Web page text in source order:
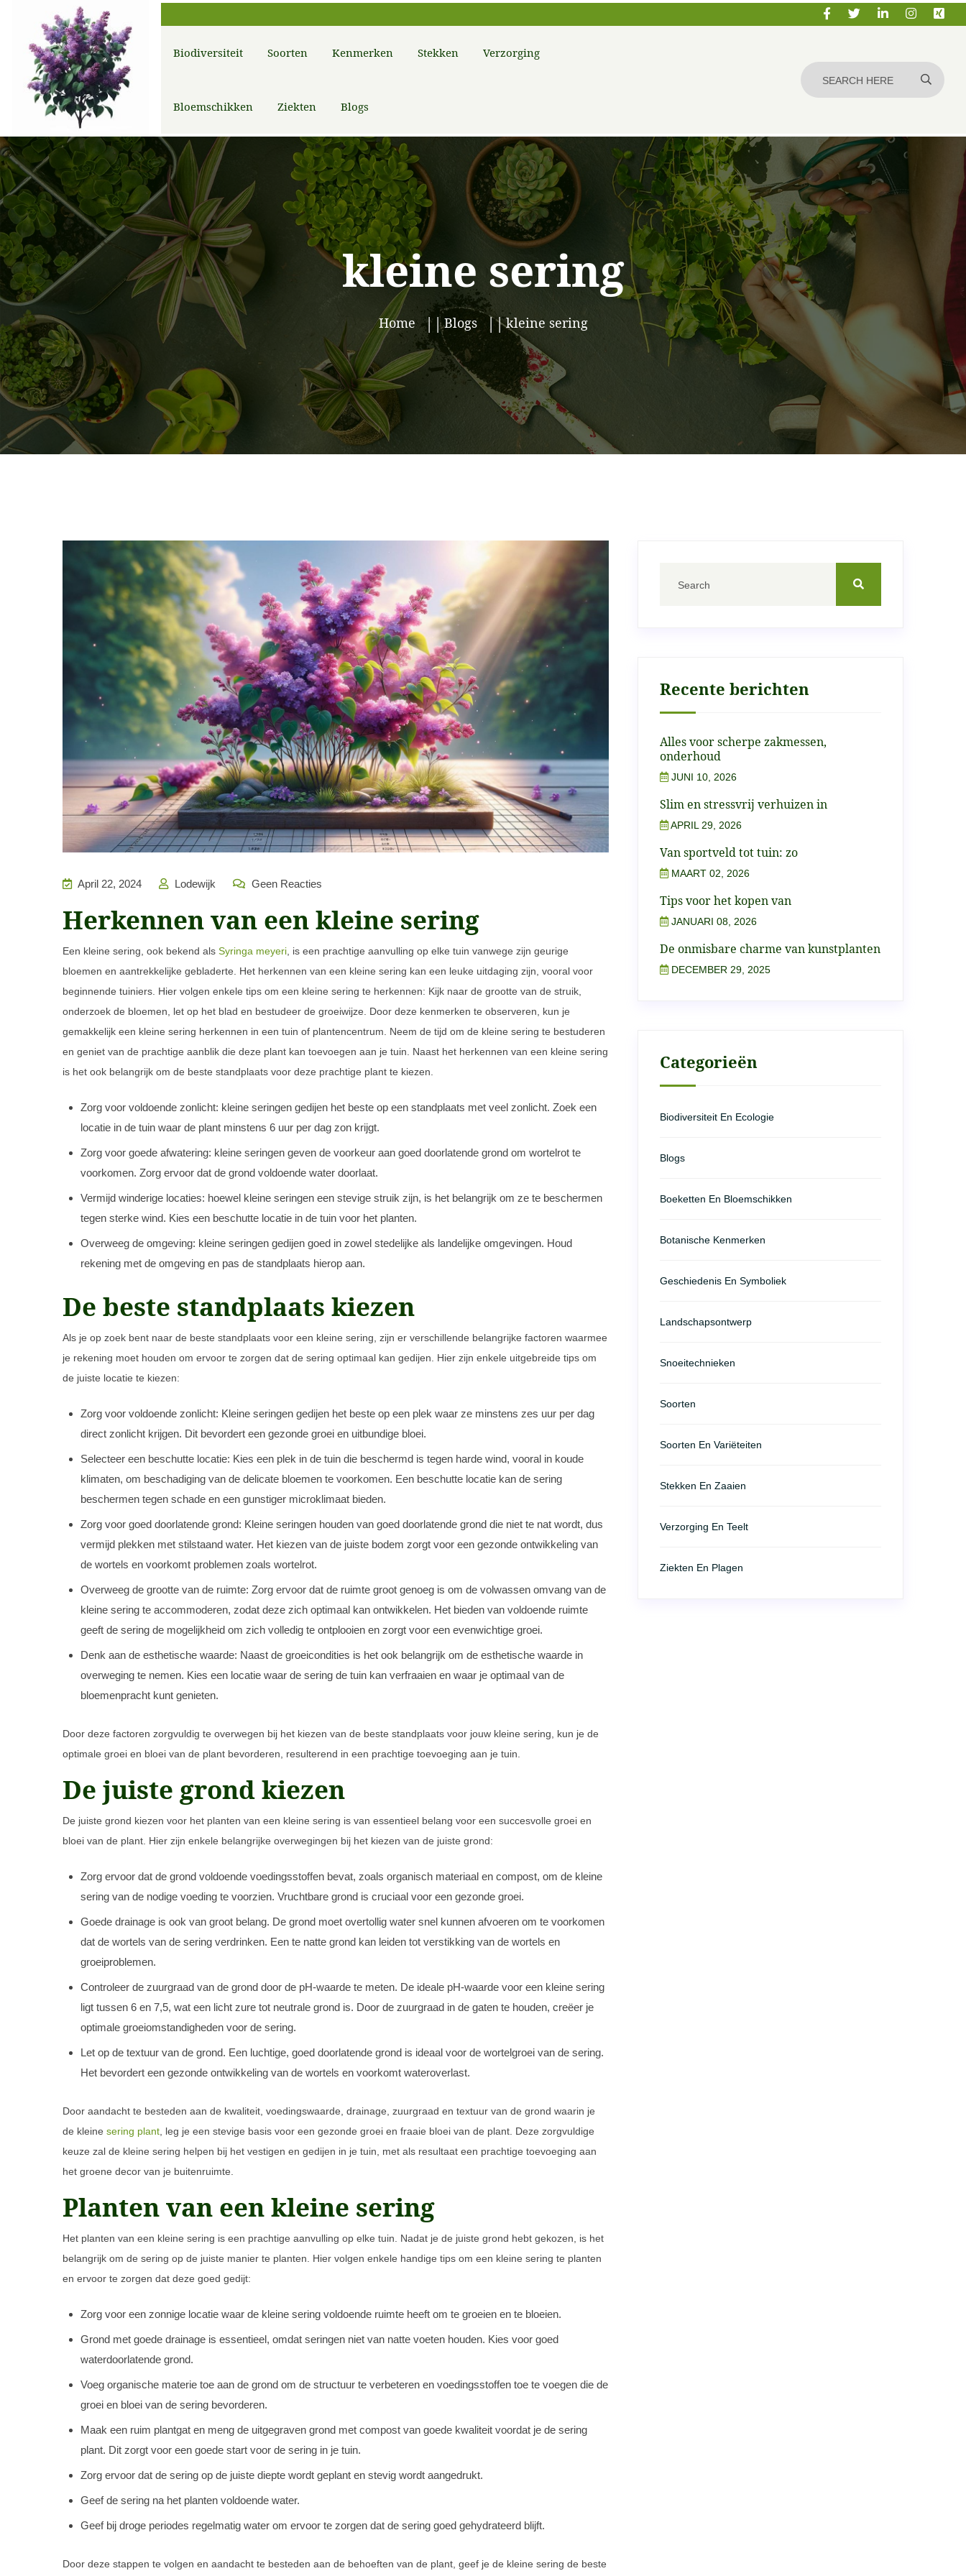
Biodiversiteit Soorten Kenmerken Stekken Verzorging
Bloemschikken Ziekten Blogs
kleine sering
Home Blogs kleine sering
April 22, 2024 Lodewijk Geen Reacties
Herkennen van een kleine sering
Een kleine sering, ook bekend als Syringa meyeri, is een prachtige aanvulling op elke tuin vanwege zijn geurige
bloemen en aantrekkelijke gebladerte. Het herkennen van een kleine sering kan een leuke uitdaging zijn, vooral voor
beginnende tuiniers. Hier volgen enkele tips om een kleine sering te herkennen: Kijk naar de grootte van de struik,
onderzoek de bloemen, let op het blad en bestudeer de groeiwijze. Door deze kenmerken te observeren, kun je
gemakkelijk een kleine sering herkennen in een tuin of plantencentrum. Neem de tijd om de kleine sering te bestuderen
en geniet van de prachtige aanblik die deze plant kan toevoegen aan je tuin. Naast het herkennen van een kleine sering
is het ook belangrijk om de beste standplaats voor deze prachtige plant te kiezen.
Zorg voor voldoende zonlicht: kleine seringen gedijen het beste op een standplaats met veel zonlicht. Zoek een
locatie in de tuin waar de plant minstens 6 uur per dag zon krijgt.
Zorg voor goede afwatering: kleine seringen geven de voorkeur aan goed doorlatende grond om wortelrot te
voorkomen. Zorg ervoor dat de grond voldoende water doorlaat.
Vermijd winderige locaties: hoewel kleine seringen een stevige struik zijn, is het belangrijk om ze te beschermen
tegen sterke wind. Kies een beschutte locatie in de tuin voor het planten.
Overweeg de omgeving: kleine seringen gedijen goed in zowel stedelijke als landelijke omgevingen. Houd
rekening met de omgeving en pas de standplaats hierop aan.
De beste standplaats kiezen
Als je op zoek bent naar de beste standplaats voor een kleine sering, zijn er verschillende belangrijke factoren waarmee
je rekening moet houden om ervoor te zorgen dat de sering optimaal kan gedijen. Hier zijn enkele uitgebreide tips om
de juiste locatie te kiezen:
Zorg voor voldoende zonlicht: Kleine seringen gedijen het beste op een plek waar ze minstens zes uur per dag
direct zonlicht krijgen. Dit bevordert een gezonde groei en uitbundige bloei.
Selecteer een beschutte locatie: Kies een plek in de tuin die beschermd is tegen harde wind, vooral in koude
klimaten, om beschadiging van de delicate bloemen te voorkomen. Een beschutte locatie kan de sering
beschermen tegen schade en een gunstiger microklimaat bieden.
Zorg voor goed doorlatende grond: Kleine seringen houden van goed doorlatende grond die niet te nat wordt, dus
vermijd plekken met stilstaand water. Het kiezen van de juiste bodem zorgt voor een gezonde ontwikkeling van
de wortels en voorkomt problemen zoals wortelrot.
Overweeg de grootte van de ruimte: Zorg ervoor dat de ruimte groot genoeg is om de volwassen omvang van de
kleine sering te accommoderen, zodat deze zich optimaal kan ontwikkelen. Het bieden van voldoende ruimte
geeft de sering de mogelijkheid om zich volledig te ontplooien en zorgt voor een evenwichtige groei.
Denk aan de esthetische waarde: Naast de groeicondities is het ook belangrijk om de esthetische waarde in
overweging te nemen. Kies een locatie waar de sering de tuin kan verfraaien en waar je optimaal van de
bloemenpracht kunt genieten.
Door deze factoren zorgvuldig te overwegen bij het kiezen van de beste standplaats voor jouw kleine sering, kun je de
optimale groei en bloei van de plant bevorderen, resulterend in een prachtige toevoeging aan je tuin.
De juiste grond kiezen
De juiste grond kiezen voor het planten van een kleine sering is van essentieel belang voor een succesvolle groei en
bloei van de plant. Hier zijn enkele belangrijke overwegingen bij het kiezen van de juiste grond:
Zorg ervoor dat de grond voldoende voedingsstoffen bevat, zoals organisch materiaal en compost, om de kleine
sering van de nodige voeding te voorzien. Vruchtbare grond is cruciaal voor een gezonde groei.
Goede drainage is ook van groot belang. De grond moet overtollig water snel kunnen afvoeren om te voorkomen
dat de wortels van de sering verdrinken. Een te natte grond kan leiden tot verstikking van de wortels en
groeiproblemen.
Controleer de zuurgraad van de grond door de pH-waarde te meten. De ideale pH-waarde voor een kleine sering
ligt tussen 6 en 7,5, wat een licht zure tot neutrale grond is. Door de zuurgraad in de gaten te houden, creëer je
optimale groeiomstandigheden voor de sering.
Let op de textuur van de grond. Een luchtige, goed doorlatende grond is ideaal voor de wortelgroei van de sering.
Het bevordert een gezonde ontwikkeling van de wortels en voorkomt wateroverlast.
Door aandacht te besteden aan de kwaliteit, voedingswaarde, drainage, zuurgraad en textuur van de grond waarin je
de kleine sering plant, leg je een stevige basis voor een gezonde groei en fraaie bloei van de plant. Deze zorgvuldige
keuze zal de kleine sering helpen bij het vestigen en gedijen in je tuin, met als resultaat een prachtige toevoeging aan
het groene decor van je buitenruimte.
Planten van een kleine sering
Het planten van een kleine sering is een prachtige aanvulling op elke tuin. Nadat je de juiste grond hebt gekozen, is het
belangrijk om de sering op de juiste manier te planten. Hier volgen enkele handige tips om een kleine sering te planten
en ervoor te zorgen dat deze goed gedijt:
Zorg voor een zonnige locatie waar de kleine sering voldoende ruimte heeft om te groeien en te bloeien.
Grond met goede drainage is essentieel, omdat seringen niet van natte voeten houden. Kies voor goed
waterdoorlatende grond.
Voeg organische materie toe aan de grond om de structuur te verbeteren en voedingsstoffen toe te voegen die de
groei en bloei van de sering bevorderen.
Maak een ruim plantgat en meng de uitgegraven grond met compost van goede kwaliteit voordat je de sering
plant. Dit zorgt voor een goede start voor de sering in je tuin.
Zorg ervoor dat de sering op de juiste diepte wordt geplant en stevig wordt aangedrukt.
Geef de sering na het planten voldoende water.
Geef bij droge periodes regelmatig water om ervoor te zorgen dat de sering goed gehydrateerd blijft.
Door deze stappen te volgen en aandacht te besteden aan de behoeften van de plant, geef je de kleine sering de beste
Recente berichten
Alles voor scherpe zakmessen,
onderhoud
JUNI 10, 2026
Slim en stressvrij verhuizen in
APRIL 29, 2026
Van sportveld tot tuin: zo
MAART 02, 2026
Tips voor het kopen van
JANUARI 08, 2026
De onmisbare charme van kunstplanten
DECEMBER 29, 2025
Categorieën
Biodiversiteit En Ecologie
Blogs
Boeketten En Bloemschikken
Botanische Kenmerken
Geschiedenis En Symboliek
Landschapsontwerp
Snoeitechnieken
Soorten
Soorten En Variëteiten
Stekken En Zaaien
Verzorging En Teelt
Ziekten En Plagen